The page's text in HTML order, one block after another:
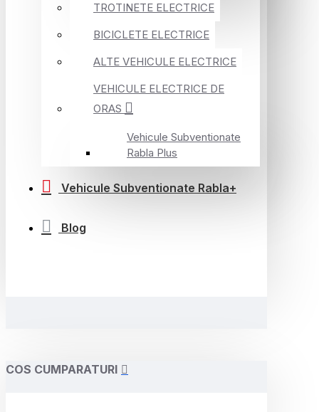
TROTINETE ELECTRICE
BICICLETE ELECTRICE
ALTE VEHICULE ELECTRICE
VEHICULE ELECTRICE DE
ORAS
Vehicule Subventionate
Rabla Plus
Vehicule Subventionate Rabla+
Blog
COS CUMPARATURI